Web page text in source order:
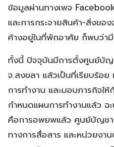
ข้อมูลผ่านทางเพจ
และการกระจายสินค้า-สิ่งขอ
ค้างอยู่ในที่พักอาศัย ก็พบว่า
ทั้งนี้ ปัจจุบันมีการตั้งศูนย์บัญ
จ.สงขลา แล้วเป็นที่เรียบร้อย
การทำงาน และมอบภารกิจใ
กำหนดแผนการทำงานแล้ว ฉ
คือการอพยพแล้ว ศูนย์บัญช
ทางการสื่อสาร และหน่วยงา